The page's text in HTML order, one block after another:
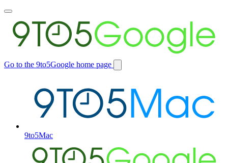
Toggle
main
menu
Go to the 9to5Google home page
Switch
9to5Mac